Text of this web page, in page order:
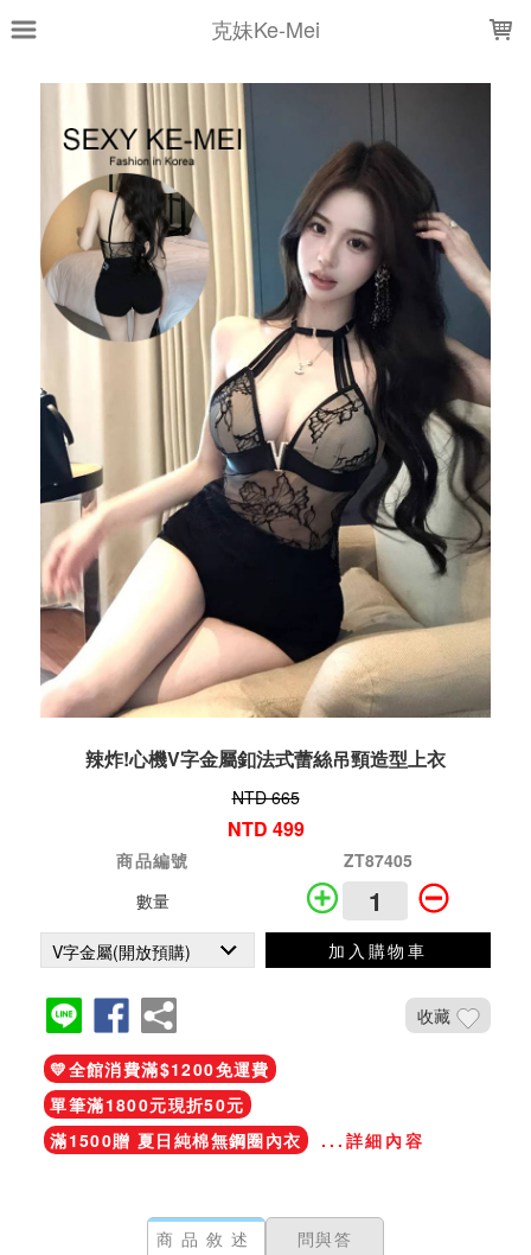
克妹Ke-Mei
辣炸!心機V字金屬釦法式蕾絲吊頸造型上衣
NTD 665
NTD 499
商品編號
ZT87405
數量
加入購物車
收藏
💛全館消費滿$1200免運費
單筆滿1800元現折50元
滿1500贈 夏日純棉無鋼圈內衣
...詳細內容
商品敘述 問與答